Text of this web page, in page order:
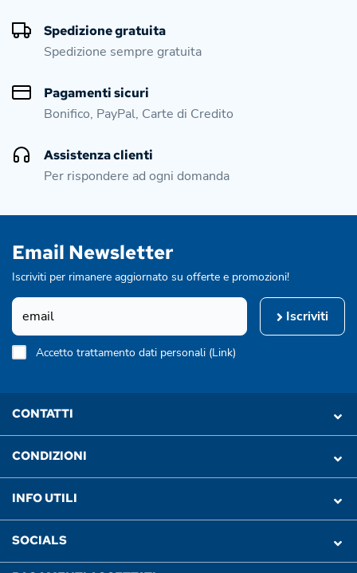
Spedizione gratuita
Spedizione sempre gratuita
Pagamenti sicuri
Bonifico, PayPal, Carte di Credito
Assistenza clienti
Per rispondere ad ogni domanda
Email Newsletter
Iscriviti per rimanere aggiornato su offerte e promozioni!
Iscriviti
Accetto trattamento dati personali (Link)
CONTATTI
CONDIZIONI
INFO UTILI
SOCIALS